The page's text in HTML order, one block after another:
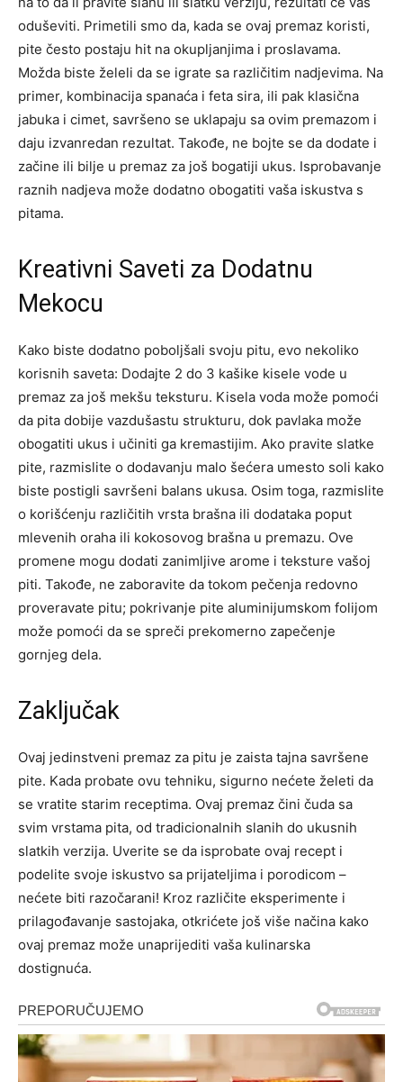
oduševiti. Primetili smo da, kada se ovaj premaz koristi,
pite često postaju hit na okupljanjima i proslavama.
Možda biste želeli da se igrate sa različitim nadjevima. Na
primer, kombinacija spanaća i feta sira, ili pak klasična
jabuka i cimet, savršeno se uklapaju sa ovim premazom i
daju izvanredan rezultat. Takođe, ne bojte se da dodate i
začine ili bilje u premaz za još bogatiji ukus. Isprobavanje
raznih nadjeva može dodatno obogatiti vaša iskustva s
pitama.
Kreativni Saveti za Dodatnu
Mekocu
Kako biste dodatno poboljšali svoju pitu, evo nekoliko
korisnih saveta: Dodajte 2 do 3 kašike kisele vode u
premaz za još mekšu teksturu. Kisela voda može pomoći
da pita dobije vazdušastu strukturu, dok pavlaka može
obogatiti ukus i učiniti ga kremastijim. Ako pravite slatke
pite, razmislite o dodavanju malo šećera umesto soli kako
biste postigli savršeni balans ukusa. Osim toga, razmislite
o korišćenju različitih vrsta brašna ili dodataka poput
mlevenih oraha ili kokosovog brašna u premazu. Ove
promene mogu dodati zanimljive arome i teksture vašoj
piti. Takođe, ne zaboravite da tokom pečenja redovno
proveravate pitu; pokrivanje pite aluminijumskom folijom
može pomoći da se spreči prekomerno zapečenje
gornjeg dela.
Zaključak
Ovaj jedinstveni premaz za pitu je zaista tajna savršene
pite. Kada probate ovu tehniku, sigurno nećete želeti da
se vratite starim receptima. Ovaj premaz čini čuda sa
svim vrstama pita, od tradicionalnih slanih do ukusnih
slatkih verzija. Uverite se da isprobate ovaj recept i
podelite svoje iskustvo sa prijateljima i porodicom –
nećete biti razočarani! Kroz različite eksperimente i
prilagođavanje sastojaka, otkrićete još više načina kako
ovaj premaz može unaprijediti vaša kulinarska
dostignuća.